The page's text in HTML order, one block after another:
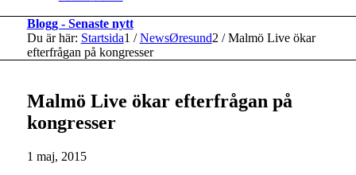
Blogg - Senaste nytt
Du är här: Startsida1 / NewsØresund2 / Malmö Live ökar
efterfrågan på kongresser
Malmö Live ökar efterfrågan på
kongresser
1 maj, 2015